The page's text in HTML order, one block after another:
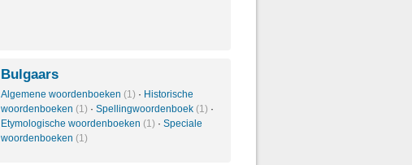
Bulgaars
Algemene woordenboeken (1) · Historische
woordenboeken (1) · Spellingwoordenboek (1) ·
Etymologische woordenboeken (1) · Speciale
woordenboeken (1)